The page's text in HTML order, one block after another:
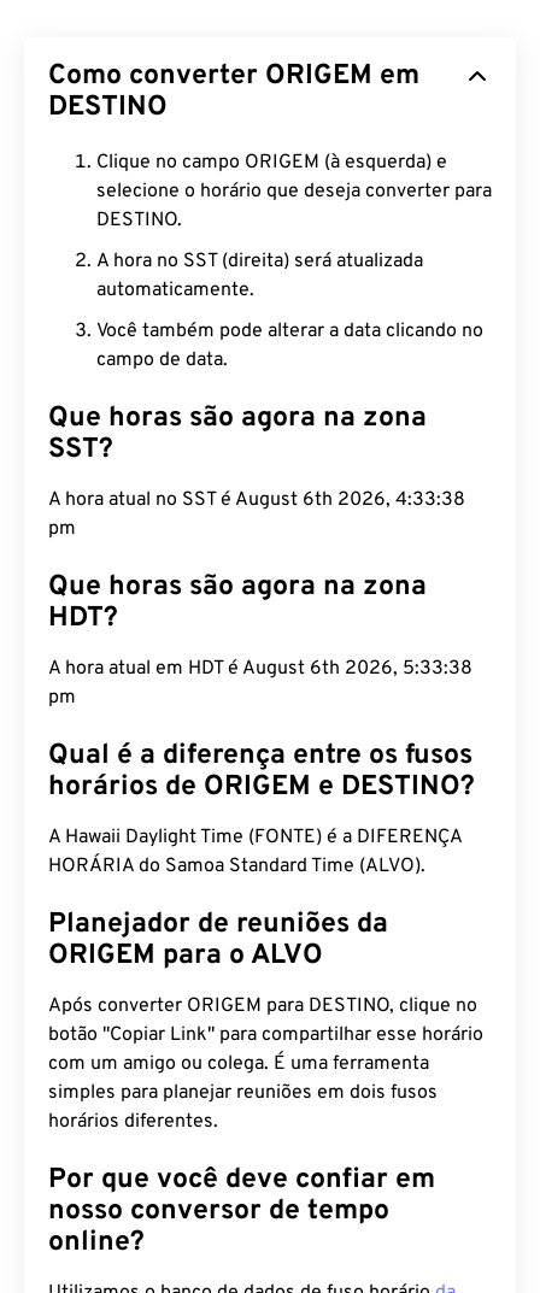
Como converter ORIGEM em
DESTINO
Clique no campo ORIGEM (à esquerda) e
selecione o horário que deseja converter para
DESTINO.
A hora no SST (direita) será atualizada
automaticamente.
Você também pode alterar a data clicando no
campo de data.
Que horas são agora na zona
SST?
A hora atual no SST é August 6th 2026, 4:33:39
pm
Que horas são agora na zona
HDT?
A hora atual em HDT é August 6th 2026, 5:33:39
pm
Qual é a diferença entre os fusos
horários de ORIGEM e DESTINO?
A Hawaii Daylight Time (FONTE) é a DIFERENÇA
HORÁRIA do Samoa Standard Time (ALVO).
Planejador de reuniões da
ORIGEM para o ALVO
Após converter ORIGEM para DESTINO, clique no
botão "Copiar Link" para compartilhar esse horário
com um amigo ou colega. É uma ferramenta
simples para planejar reuniões em dois fusos
horários diferentes.
Por que você deve confiar em
nosso conversor de tempo
online?